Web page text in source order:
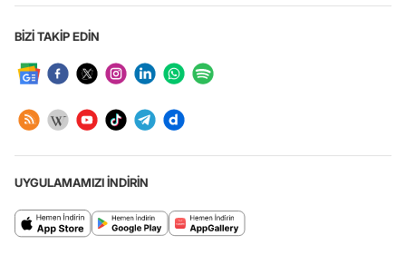
BİZİ TAKİP EDİN
UYGULAMAMIZI İNDİRİN